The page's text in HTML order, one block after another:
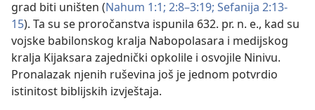
grad biti uništen (Nahum 1:1; 2:8–3:19; Sefanija 2:13-
15). Ta su se proročanstva ispunila 632. pr. n. e., kad su
vojske babilonskog kralja Nabopolasara i medijskog
kralja Kijaksara zajednički opkolile i osvojile Ninivu.
Pronalazak njenih ruševina još je jednom potvrdio
istinitost biblijskih izvještaja.